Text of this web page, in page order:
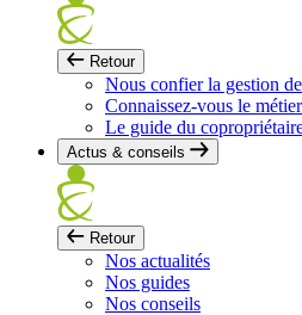
Retour
Nous confier la gestion
Connaissez-vous le
Le guide du
Actus & conseils
Retour
Nos actualités
Nos guides
Nos conseils